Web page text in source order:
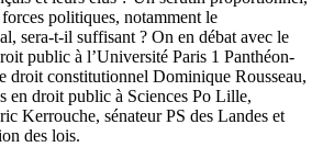
politiques, notamment le
sera-t-il suffisant ? On en débat avec le
public à l’Université Paris 1 Panthéon-
droit constitutionnel Dominique Rousseau,
en droit public à Sciences Po Lille,
Kerrouche, sénateur PS des Landes et
des lois.